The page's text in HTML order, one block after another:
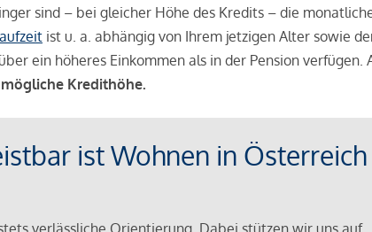
sind – bei gleicher Höhe des Kredits – die
ist u. a. abhängig von Ihrem jetzigen Alter sowie
ein höheres Einkommen als in der Pension verfügen.
Kredithöhe.
ist Wohnen in Österreich